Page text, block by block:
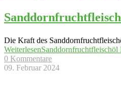
Die Kraft des
Weiterlesen
0 Kommentare
09. Februar 2024